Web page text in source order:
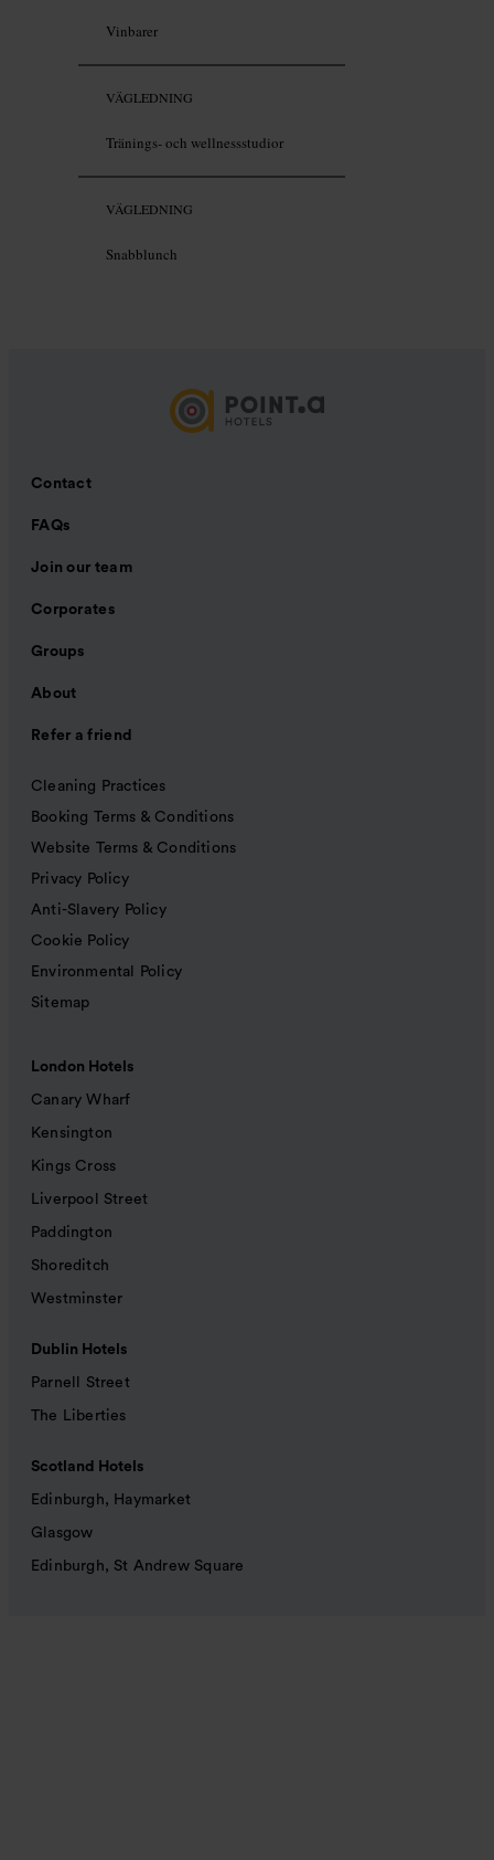
Vinbarer
VÄGLEDNING
Tränings- och wellnessstudior
VÄGLEDNING
Snabblunch
Contact
FAQs
Join our team
Corporates
Groups
About
Refer a friend
Cleaning Practices
Booking Terms & Conditions
Website Terms & Conditions
Privacy Policy
Anti-Slavery Policy
Cookie Policy
Environmental Policy
Sitemap
London Hotels
Canary Wharf
Kensington
Kings Cross
Liverpool Street
Paddington
Shoreditch
Westminster
Dublin Hotels
Parnell Street
The Liberties
Scotland Hotels
Edinburgh, Haymarket
Glasgow
Edinburgh, St Andrew Square